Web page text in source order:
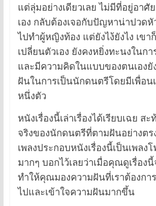
แต่ลุ่มอย่างเดียวเลย ไม่มีที่อยู่อาศั
เอง กลับต้องเจอกับปัญหาน่าปวดหั
ไปทำผู้หญิงท้อง แต่ยังไง้ยังไง เขา
เปลี่ยนตัวเอง ยังคงหยิ่งทะนงในก
และมีความคิดในแบบของตนเองยั
ฝันในการเป็นนักดนตรีโดยมีเพื่อน
หนึ่งตัว
หนังเรื่องนี้เล่าเรื่องได้เรียบเฉย ส
จริงของนักดนตรีที่ตามฝันอย่างตร
เพลงประกอบหนังเรื่องนี้เป็นเพลง
มากๆ บอกไว้เลยว่าเมื่อคุณดูเรื่อง
ทำให้คุณมองความฝันที่เราต้องกา
ไปและเข้าใจความฝันมากขึ้น